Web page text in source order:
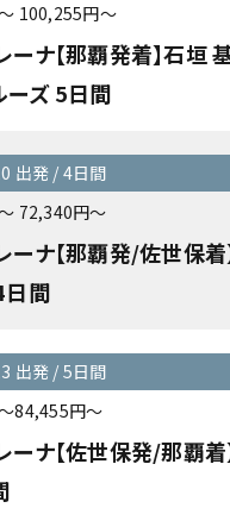
100,255円～
ーナ【那覇発着】石垣
ーズ 5日間
出発 / 4日間
72,340円～
ーナ【那覇発/佐世保
日間
出発 / 5日間
84,455円～
ーナ【佐世保発/那覇着